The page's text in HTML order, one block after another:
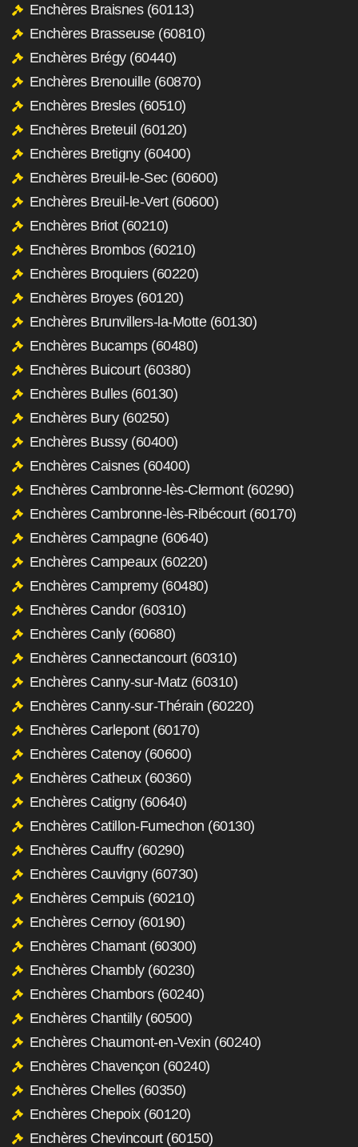
Enchères Braisnes (60113)
Enchères Brasseuse (60810)
Enchères Brégy (60440)
Enchères Brenouille (60870)
Enchères Bresles (60510)
Enchères Breteuil (60120)
Enchères Bretigny (60400)
Enchères Breuil-le-Sec (60600)
Enchères Breuil-le-Vert (60600)
Enchères Briot (60210)
Enchères Brombos (60210)
Enchères Broquiers (60220)
Enchères Broyes (60120)
Enchères Brunvillers-la-Motte (60130)
Enchères Bucamps (60480)
Enchères Buicourt (60380)
Enchères Bulles (60130)
Enchères Bury (60250)
Enchères Bussy (60400)
Enchères Caisnes (60400)
Enchères Cambronne-lès-Clermont (60290)
Enchères Cambronne-lès-Ribécourt (60170)
Enchères Campagne (60640)
Enchères Campeaux (60220)
Enchères Campremy (60480)
Enchères Candor (60310)
Enchères Canly (60680)
Enchères Cannectancourt (60310)
Enchères Canny-sur-Matz (60310)
Enchères Canny-sur-Thérain (60220)
Enchères Carlepont (60170)
Enchères Catenoy (60600)
Enchères Catheux (60360)
Enchères Catigny (60640)
Enchères Catillon-Fumechon (60130)
Enchères Cauffry (60290)
Enchères Cauvigny (60730)
Enchères Cempuis (60210)
Enchères Cernoy (60190)
Enchères Chamant (60300)
Enchères Chambly (60230)
Enchères Chambors (60240)
Enchères Chantilly (60500)
Enchères Chaumont-en-Vexin (60240)
Enchères Chavençon (60240)
Enchères Chelles (60350)
Enchères Chepoix (60120)
Enchères Chevincourt (60150)